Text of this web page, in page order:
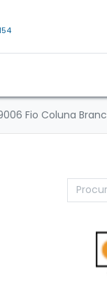
Fio Coluna